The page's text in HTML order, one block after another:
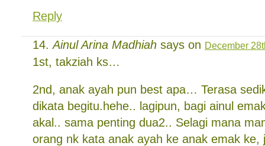
Reply
Ainul Arina Madhiah says on December
1st, takziah ks…
2nd, anak ayah pun best apa… Terasa
dikata begitu.hehe.. lagipun, bagi ainul
akal.. sama penting dua2.. Selagi mana
orang nk kata anak ayah ke anak emak ke,